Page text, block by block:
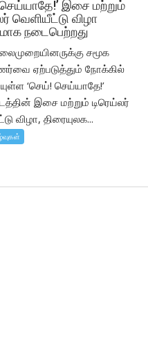
இசை மற்றும்
வெளியீட்டு விழா
நடைபெற்றது
சமூக
ஏற்படுத்தும் நோக்கில்
‘செய்! செய்யாதே!’
இசை மற்றும் டிரெய்லர்
விழா, திரையுலக...